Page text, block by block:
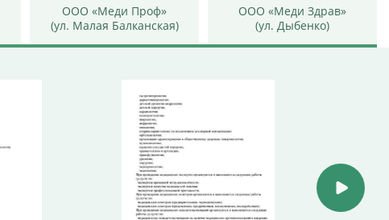
ООО «Меди Проф»
(ул. Малая Балканская)
ООО «Меди Здрав»
(ул. Дыбенко)